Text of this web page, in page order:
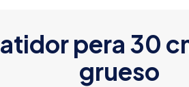
pera 30
grueso